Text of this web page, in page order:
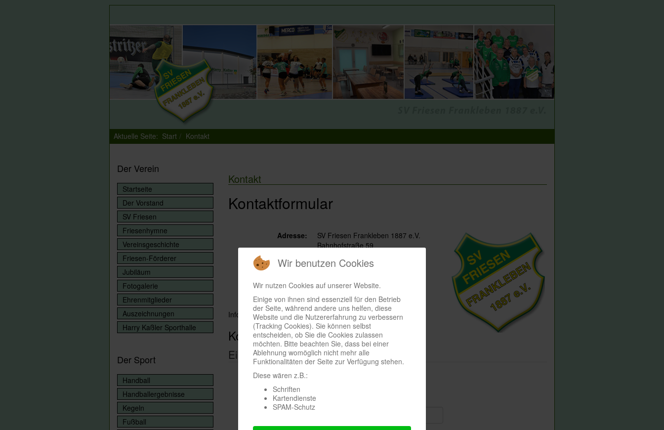
Aktuelle Seite: Start Kontakt
Kontakt
Kontaktformular
Adresse:
SV Friesen Frankleben 1887 e.V.
Bahnhofstraße 59
Mobil:
0174 / 2021874
Website:
http://www.svfriesen1887ev.de
Informationen herunterladen als:vCard
Kontaktformular
Eine E-Mail senden
Benötigtes Feld
Der Verein
Startseite
Der Vorstand
SV Friesen
Friesenhymne
Vereinsgeschichte
Friesen-Förderer
Jubiläum
Fotogalerie
Ehrenmitglieder
Auszeichnungen
Harry Kaßler Sporthalle
Der Sport
Handball
Handballergebnisse
Kegeln
Fußball
Wir benutzen Cookies
Wir nutzen Cookies auf unserer Website.
Einige von ihnen sind essenziell für den Betrieb
der Seite, während andere uns helfen, diese
Website und die Nutzererfahrung zu verbessern
(Tracking Cookies). Sie können selbst
entscheiden, ob Sie die Cookies zulassen
möchten. Bitte beachten Sie, dass bei einer
Ablehnung womöglich nicht mehr alle
Funktionalitäten der Seite zur Verfügung stehen.
Diese wären z.B.:
Schriften
Kartendienste
SPAM-Schutz